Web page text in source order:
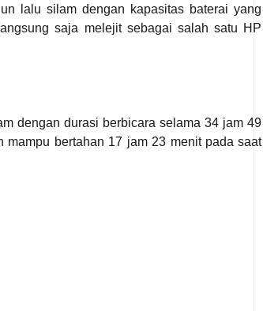
lalu silam dengan kapasitas baterai yang
saja melejit sebagai salah satu HP
dengan durasi berbicara selama 34 jam 49
bertahan 17 jam 23 menit pada saat